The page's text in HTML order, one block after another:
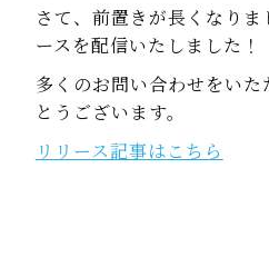
さて、前置きが長くなりま
ースを配信いたしました！
多くのお問い合わせをい
とうございます。
リリース記事はこちら